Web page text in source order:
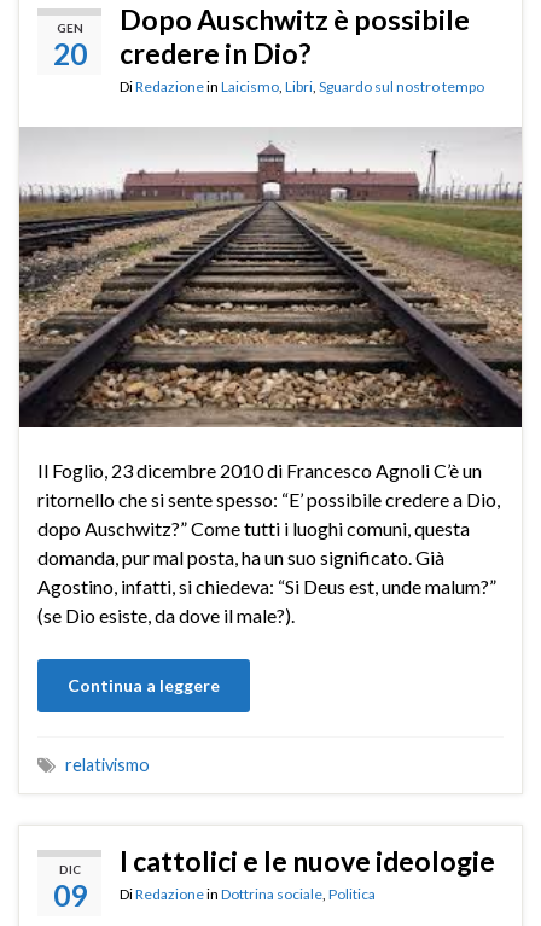
GEN
20
Dopo Auschwitz è possibile
credere in Dio?
DiRedazionein Laicismo Libri Sguardo sul nostro tempo
Il Foglio, 23 dicembre 2010 di Francesco Agnoli C’è un
ritornello che si sente spesso: “E’ possibile credere a Dio,
dopo Auschwitz?” Come tutti i luoghi comuni, questa
domanda, pur mal posta, ha un suo significato. Già
Agostino, infatti, si chiedeva: “Si Deus est, unde malum?”
(se Dio esiste, da dove il male?).
Continua a leggere
relativismo
DIC
09
I cattolici e le nuove ideologie
DiRedazionein Dottrina sociale, Politica